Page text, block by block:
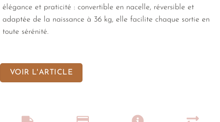
élégance et praticité : convertible en nacelle, réversible et
adaptée de la naissance à 36 kg, elle facilite chaque sortie en
toute sérénité.
VOIR L'ARTICLE